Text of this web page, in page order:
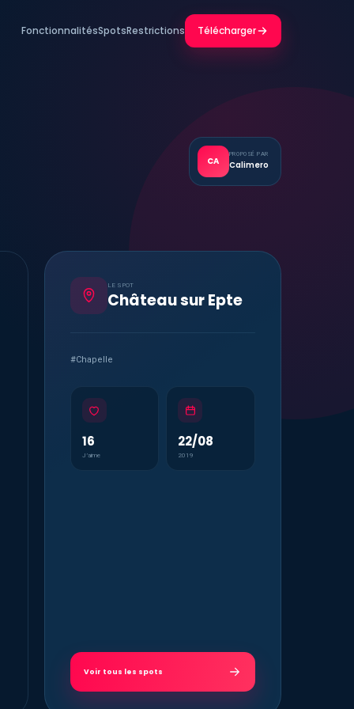
FonctionnalitésSpotsRestrictions Télécharger
CA
PROPOSÉ PAR
Calimero
LE SPOT
Château sur Epte
#Chapelle
16
J’aime
22/08
2019
Voir tous les spots